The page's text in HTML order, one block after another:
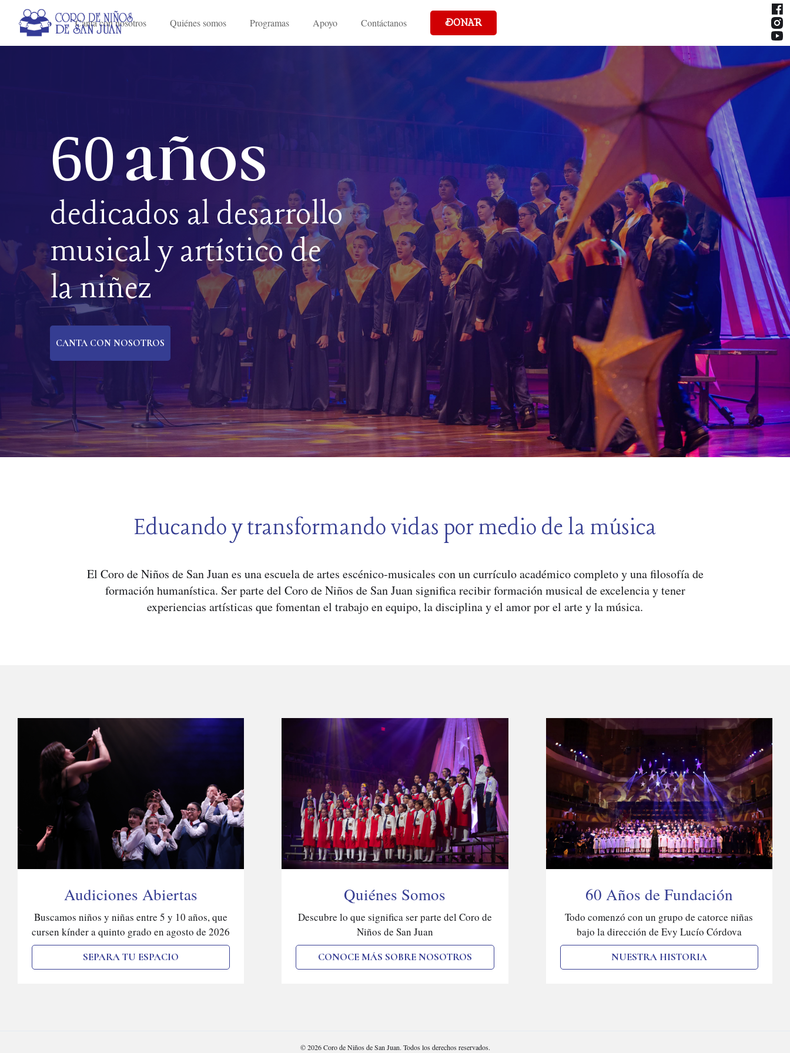
Inicio Canta con nosotros Quiénes somos Programas Apoyo Contáctanos DONAR
60años
dedicados al desarrollo
musical y artístico de
la niñez
CANTA CON NOSOTROS
Educando y transformando vidas por medio de la música
El Coro de Niños de San Juan es una escuela de artes escénico-musicales con un currículo académico completo y una filosofía de
formación humanística. Ser parte del Coro de Niños de San Juan significa recibir formación musical de excelencia y tener
experiencias artísticas que fomentan el trabajo en equipo, la disciplina y el amor por el arte y la música.
Audiciones Abiertas
Buscamos niños y niñas entre 5 y 10 años, que
cursen kínder a quinto grado en agosto de 2026
SEPARA TU ESPACIO
Quiénes Somos
Descubre lo que significa ser parte del Coro de
Niños de San Juan
CONOCE MÁS SOBRE NOSOTROS
60 Años de Fundación
Todo comenzó con un grupo de catorce niñas
bajo la dirección de Evy Lucío Córdova
NUESTRA HISTORIA
© 2026 Coro de Niños de San Juan. Todos los derechos reservados.